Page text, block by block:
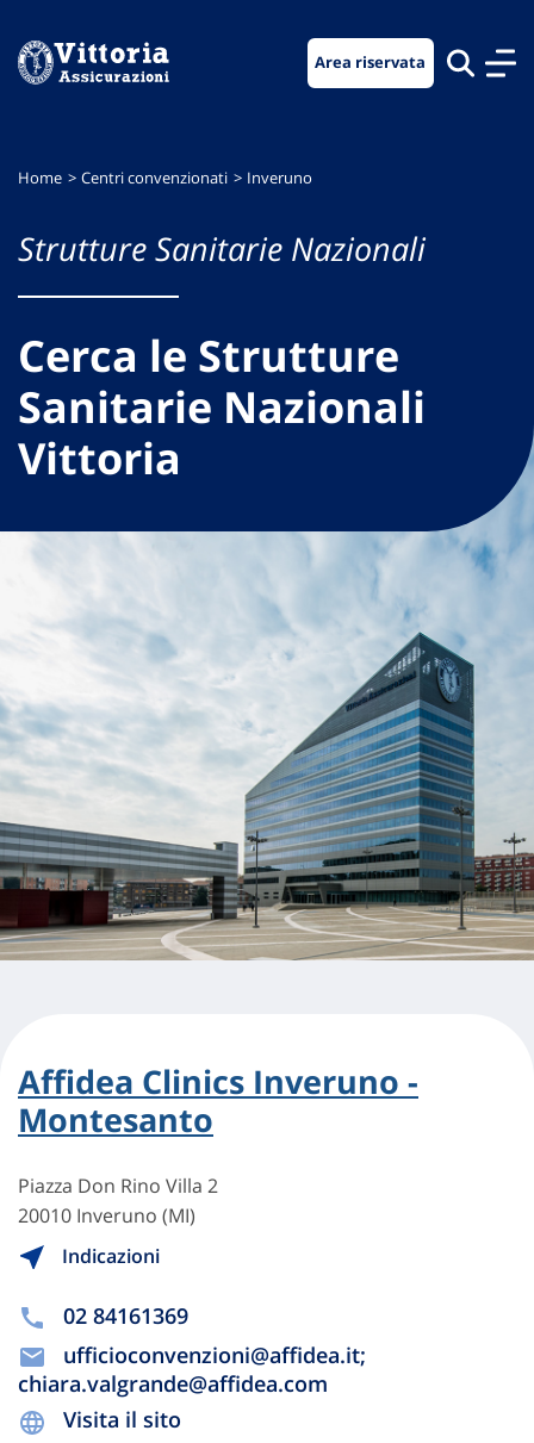
menu
contenuto
footer
Area riservata
Home Centri convenzionati Inveruno
Strutture Sanitarie Nazionali
Cerca le Strutture
Sanitarie Nazionali
Vittoria
Affidea Clinics Inveruno -
Montesanto
Piazza Don Rino Villa 2
20010 Inveruno (MI)
Indicazioni
02 84161369
ufficioconvenzioni@affidea.it;
chiara.valgrande@affidea.com
Visita il sito